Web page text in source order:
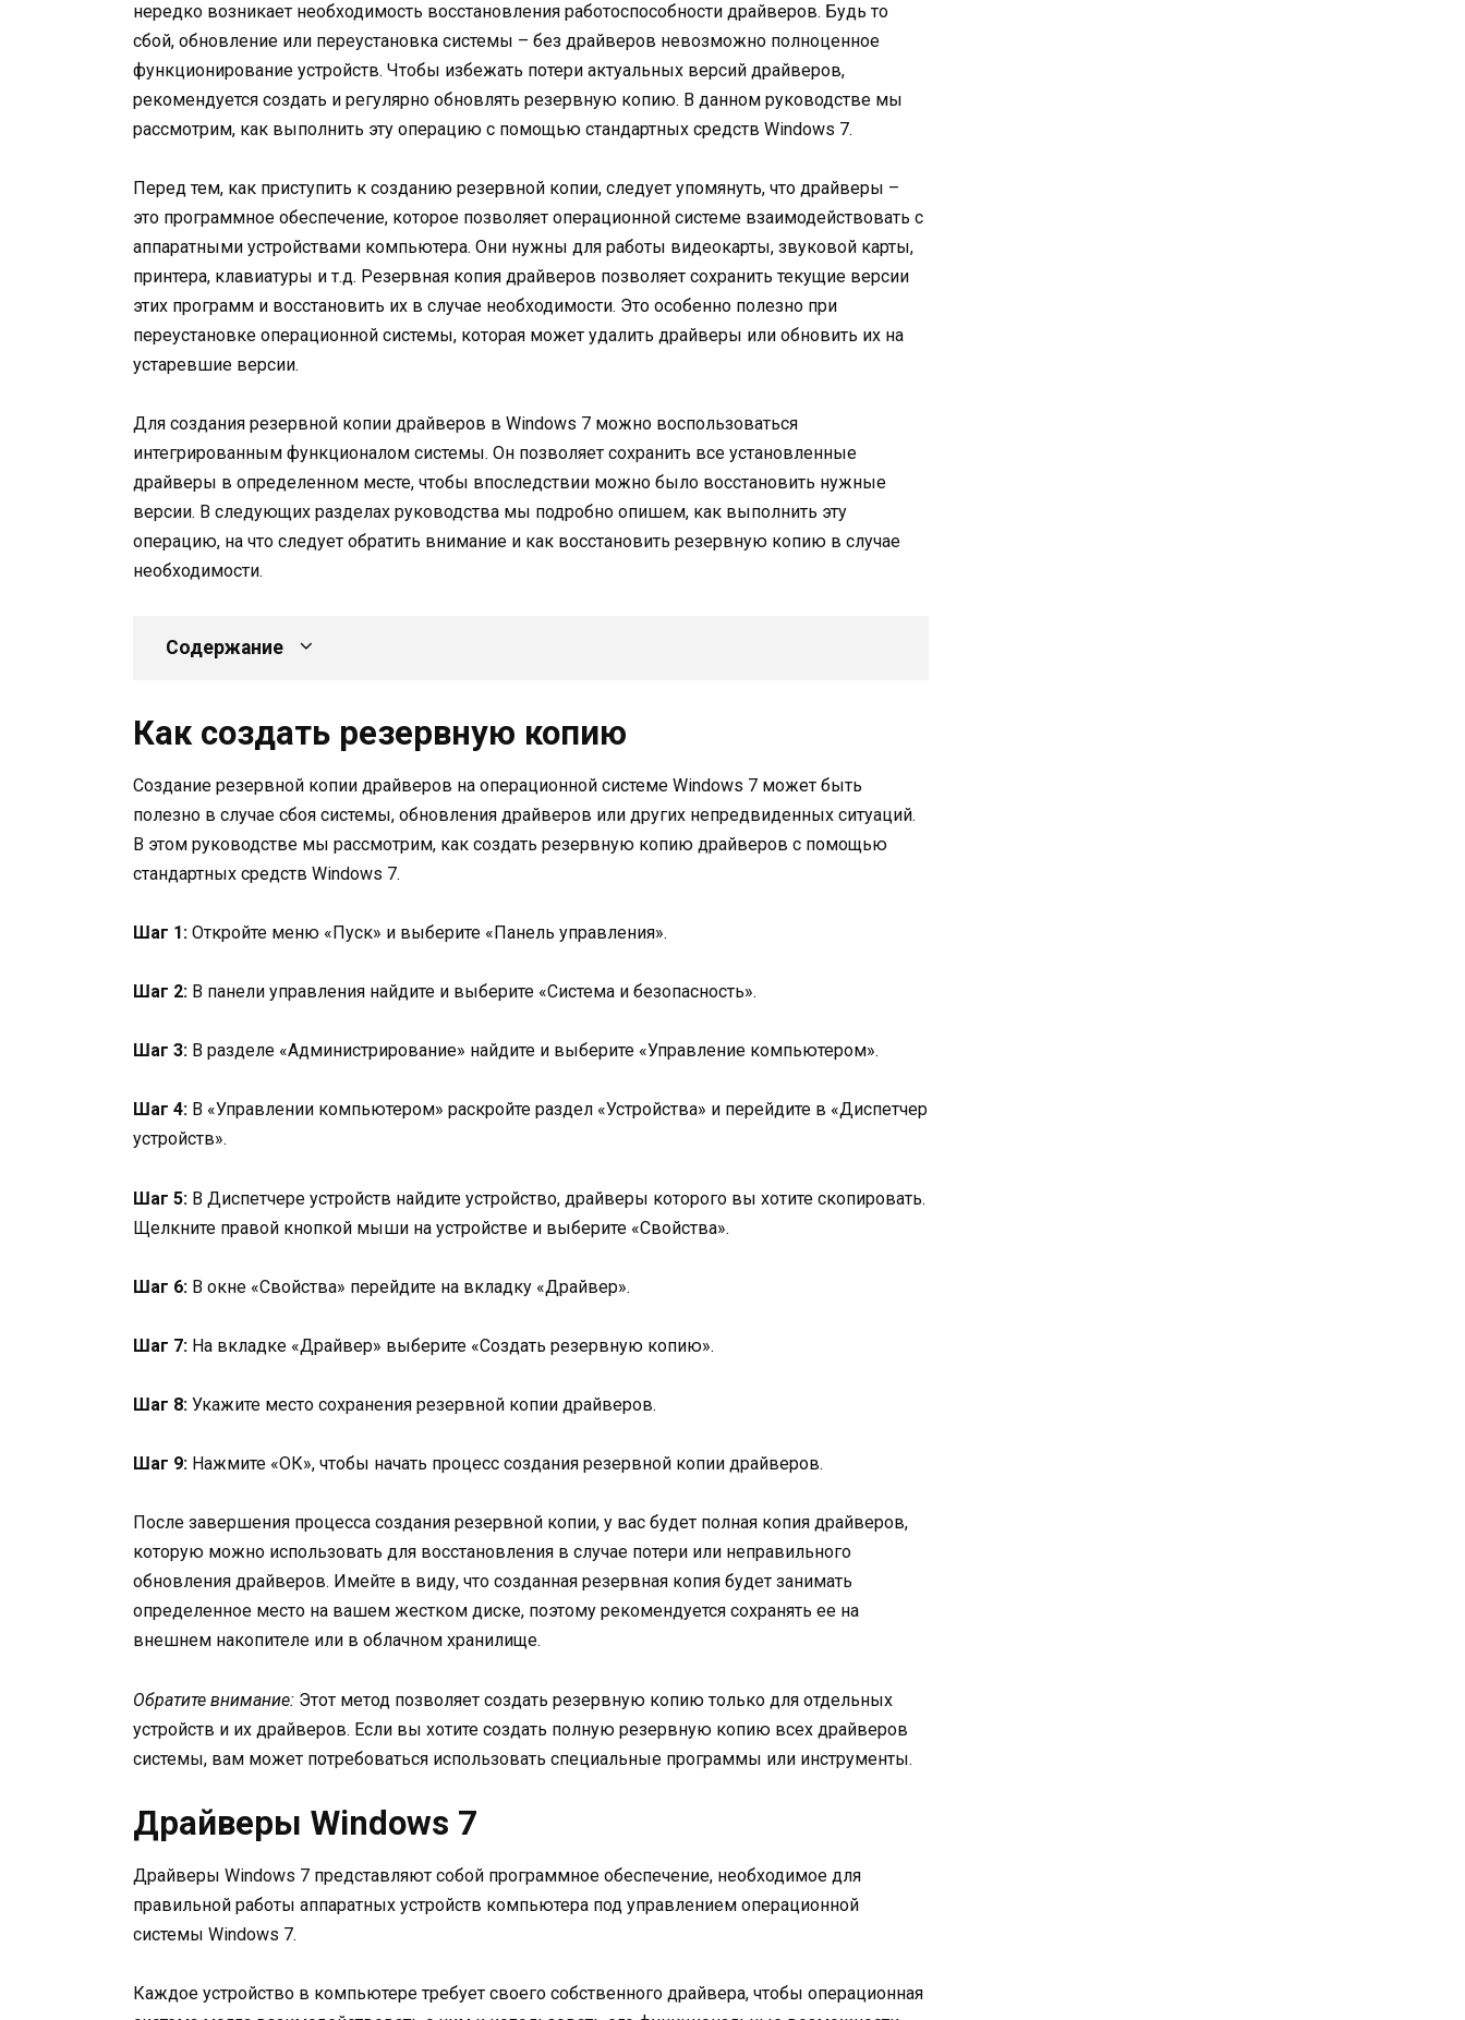
нередко возникает необходимость восстановления работоспособности драйверов. Будь то
сбой, обновление или переустановка системы – без драйверов невозможно полноценное
функционирование устройств. Чтобы избежать потери актуальных версий драйверов,
рекомендуется создать и регулярно обновлять резервную копию. В данном руководстве мы
рассмотрим, как выполнить эту операцию с помощью стандартных средств Windows 7.
Перед тем, как приступить к созданию резервной копии, следует упомянуть, что драйверы –
это программное обеспечение, которое позволяет операционной системе взаимодействовать с
аппаратными устройствами компьютера. Они нужны для работы видеокарты, звуковой карты,
принтера, клавиатуры и т.д. Резервная копия драйверов позволяет сохранить текущие версии
этих программ и восстановить их в случае необходимости. Это особенно полезно при
переустановке операционной системы, которая может удалить драйверы или обновить их на
устаревшие версии.
Для создания резервной копии драйверов в Windows 7 можно воспользоваться
интегрированным функционалом системы. Он позволяет сохранить все установленные
драйверы в определенном месте, чтобы впоследствии можно было восстановить нужные
версии. В следующих разделах руководства мы подробно опишем, как выполнить эту
операцию, на что следует обратить внимание и как восстановить резервную копию в случае
необходимости.
Содержание
Как создать резервную копию
Создание резервной копии драйверов на операционной системе Windows 7 может быть
полезно в случае сбоя системы, обновления драйверов или других непредвиденных ситуаций.
В этом руководстве мы рассмотрим, как создать резервную копию драйверов с помощью
стандартных средств Windows 7.
Шаг 1: Откройте меню «Пуск» и выберите «Панель управления».
Шаг 2: В панели управления найдите и выберите «Система и безопасность».
Шаг 3: В разделе «Администрирование» найдите и выберите «Управление компьютером».
Шаг 4: В «Управлении компьютером» раскройте раздел «Устройства» и перейдите в «Диспетчер
устройств».
Шаг 5: В Диспетчере устройств найдите устройство, драйверы которого вы хотите скопировать.
Щелкните правой кнопкой мыши на устройстве и выберите «Свойства».
Шаг 6: В окне «Свойства» перейдите на вкладку «Драйвер».
Шаг 7: На вкладке «Драйвер» выберите «Создать резервную копию».
Шаг 8: Укажите место сохранения резервной копии драйверов.
Шаг 9: Нажмите «ОК», чтобы начать процесс создания резервной копии драйверов.
После завершения процесса создания резервной копии, у вас будет полная копия драйверов,
которую можно использовать для восстановления в случае потери или неправильного
обновления драйверов. Имейте в виду, что созданная резервная копия будет занимать
определенное место на вашем жестком диске, поэтому рекомендуется сохранять ее на
внешнем накопителе или в облачном хранилище.
Обратите внимание: Этот метод позволяет создать резервную копию только для отдельных
устройств и их драйверов. Если вы хотите создать полную резервную копию всех драйверов
системы, вам может потребоваться использовать специальные программы или инструменты.
Драйверы Windows 7
Драйверы Windows 7 представляют собой программное обеспечение, необходимое для
правильной работы аппаратных устройств компьютера под управлением операционной
системы Windows 7.
Каждое устройство в компьютере требует своего собственного драйвера, чтобы операционная